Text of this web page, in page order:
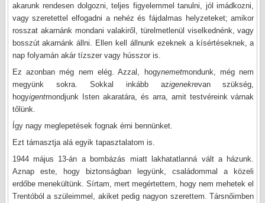
akarunk rendesen dolgozni, teljes figyelemmel tanulni, jól imádkozni,
vagy szeretettel elfogadni a nehéz és fájdalmas helyzeteket; amikor
rosszat akarnánk mondani valakiről, türelmetlenül viselkednénk, vagy
bosszút akarnánk állni. Ellen kell állnunk ezeknek a kísértéseknek, a
nap folyamán akár tízszer vagy hússzor is.
Ez azonban még nem elég. Azzal, hogynemetmondunk, még nem
megyünk sokra. Sokkal inkább azigenekrevan szükség,
hogyigentmondjunk Isten akaratára, és arra, amit testvéreink várnak
tőlünk.
Így nagy meglepetések fognak érni bennünket.
Ezt támasztja alá egyik tapasztalatom is.
1944 május 13-án a bombázás miatt lakhatatlanná vált a házunk.
Aznap este, hogy biztonságban legyünk, családommal a közeli
erdőbe menekültünk. Sírtam, mert megértettem, hogy nem mehetek el
Trentóból a szüleimmel, akiket pedig nagyon szerettem. Társnőimben